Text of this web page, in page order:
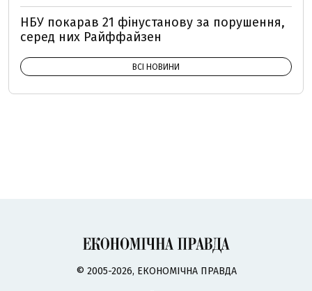
НБУ покарав 21 фінустанову за порушення,
серед них Райффайзен
ВСІ НОВИНИ
© 2005-2026, ЕКОНОМІЧНА ПРАВДА